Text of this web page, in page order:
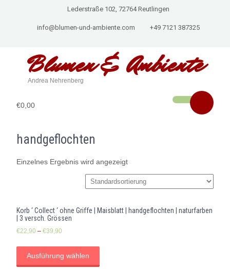
Lederstraße 102, 72764 Reutlingen
info@blumen-und-ambiente.com +49 7121 387325
Blumen & Ambiente
Andrea Nehrenberg
€0,00
handgeflochten
Einzelnes Ergebnis wird angezeigt
Korb ‘ Collect ‘ ohne Griffe | Maisblatt | handgeflochten | naturfarben
| 3 versch. Grössen
€22,90 – €39,90
Ausführung wählen